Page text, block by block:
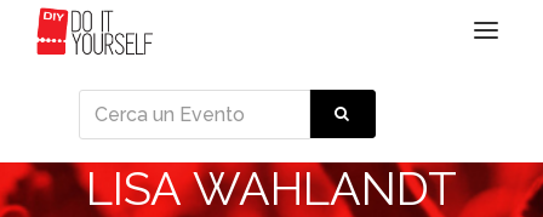
Toggle
LISA WAHLANDT